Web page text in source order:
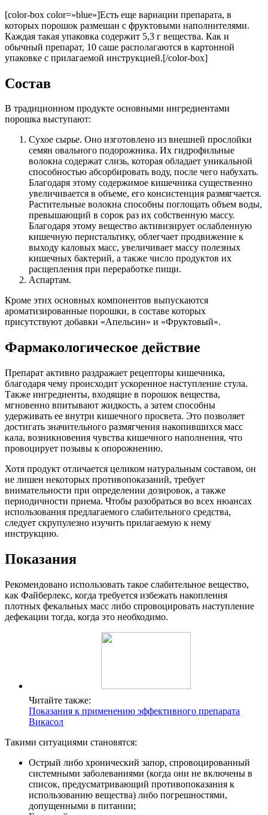
[color-box color=»blue»]Есть еще вариации препарата, в
которых порошок размешан с фруктовыми наполнителями.
Каждая такая упаковка содержит 5,3 г вещества. Как и
обычный препарат, 10 саше располагаются в картонной
упаковке с прилагаемой инструкцией.[/color-box]
Состав
В традиционном продукте основными ингредиентами
порошка выступают:
Сухое сырье. Оно изготовлено из внешней прослойки
семян овального подорожника. Их гидрофильные
волокна содержат слизь, которая обладает уникальной
способностью абсорбировать воду, после чего набухать.
Благодаря этому содержимое кишечника существенно
увеличивается в объеме, его консистенция размягчается.
Растительные волокна способны поглощать объем воды,
превышающий в сорок раз их собственную массу.
Благодаря этому вещество активизирует ослабленную
кишечную перистальтику, облегчает продвижение к
выходу каловых масс, увеличивает массу полезных
кишечных бактерий, а также число продуктов их
расщепления при переработке пищи.
Аспартам.
Кроме этих основных компонентов выпускаются
ароматизированные порошки, в составе которых
присутствуют добавки «Апельсин» и «Фруктовый».
Фармакологическое действие
Препарат активно раздражает рецепторы кишечника,
благодаря чему происходит ускоренное наступление стула.
Также ингредиенты, входящие в порошок вещества,
мгновенно впитывают жидкость, а затем способны
удерживать ее внутри кишечного просвета. Это позволяет
достигать значительного размягчения накопившихся масс
кала, возникновения чувства кишечного наполнения, что
провоцирует позывы к опорожнению.
Хотя продукт отличается целиком натуральным составом, он
не лишен некоторых противопоказаний, требует
внимательности при определении дозировок, а также
периодичности приема. Чтобы разобраться во всех нюансах
использования предлагаемого слабительного средства,
следует скрупулезно изучить прилагаемую к нему
инструкцию.
Показания
Рекомендовано использовать такое слабительное вещество,
как Файберлекс, когда требуется избежать накопления
плотных фекальных масс либо спровоцировать наступление
дефекации тогда, когда это необходимо.
Читайте также:
Показания к применению эффективного препарата
Викасол
Такими ситуациями становятся:
Острый либо хронический запор, спровоцированный
системными заболеваниями (когда они не включены в
список, предусматривающий противопоказания к
использованию вещества) либо погрешностями,
допущенными в питании;